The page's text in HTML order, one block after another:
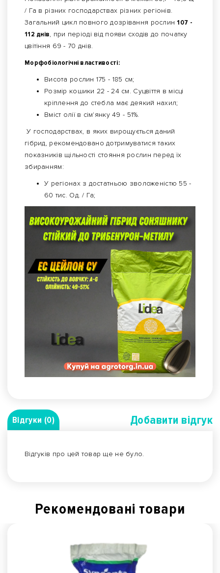
/ Га в різних господарствах різних регіонів.
Загальний цикл повного дозрівання рослин107 -
112 днів, при періоді від появи сходів до початку
цвітіння 69 - 70 днів.
Морфобіологічні властивості:
Висота рослин 175 - 185 см;
Розмір кошики 22 - 24 см. Суцвіття в місці
кріплення до стебла має деякий нахил;
Вміст олії в сім'янку 49 - 51%.
У господарствах, в яких вирощується даний
гібрид, рекомендовано дотримуватися таких
показників щільності стояння рослин перед їх
збиранням:
У регіонах з достатньою зволоженістю 55 -
60 тис. Од. / Га;
Відгуки (0) Добавити вiдгук
Відгуків про цей товар ще не було.
Рекомендованi товари